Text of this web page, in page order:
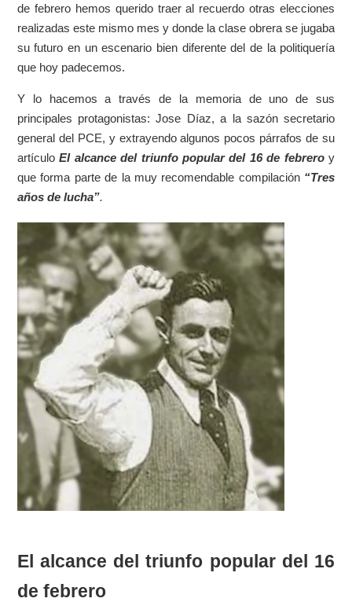
de febrero hemos querido traer al recuerdo otras elecciones
realizadas este mismo mes y donde la clase obrera se jugaba
su futuro en un escenario bien diferente del de la politiquería
que hoy padecemos.
Y lo hacemos a través de la memoria de uno de sus
principales protagonistas: Jose Díaz, a la sazón secretario
general del PCE, y extrayendo algunos pocos párrafos de su
artículoEl alcance del triunfo popular del 16 de febreroy
que forma parte de la muy recomendable compilación “Tres
años de lucha”.
El alcance del triunfo popular del 16
de febrero